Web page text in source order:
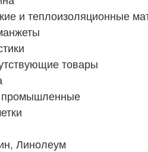
и теплоизоляционные
товары
промышленные
Линолеум